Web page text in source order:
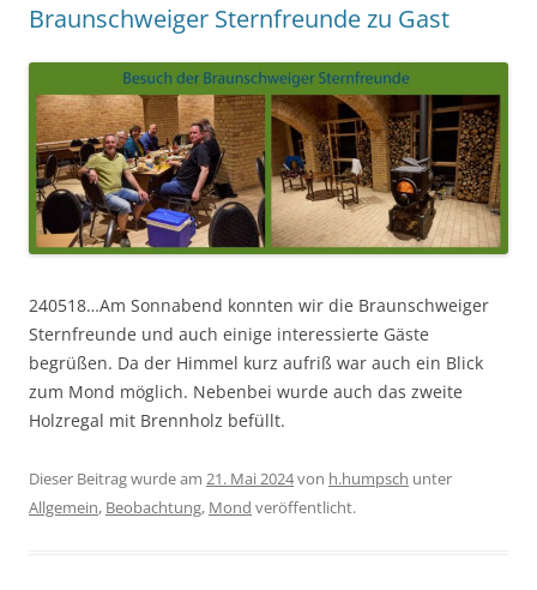
Braunschweiger Sternfreunde zu Gast
240518…Am Sonnabend konnten wir die Braunschweiger
Sternfreunde und auch einige interessierte Gäste
begrüßen. Da der Himmel kurz aufriß war auch ein Blick
zum Mond möglich. Nebenbei wurde auch das zweite
Holzregal mit Brennholz befüllt.
Dieser Beitrag wurde am 21. Mai 2024von h.humpsch unter
Allgemein, Beobachtung, Mond veröffentlicht.